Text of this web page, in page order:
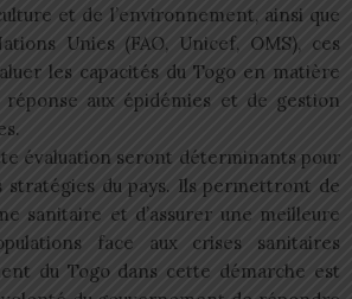
et de l’environnement, ainsi que
Unies (FAO, Unicef, OMS), ces
les capacités du Togo en matière
réponse aux épidémies et de gestion
évaluation seront déterminants pour
du pays. Ils permettront de
sanitaire et d’assurer une meilleure
face aux crises sanitaires
du Togo dans cette démarche est